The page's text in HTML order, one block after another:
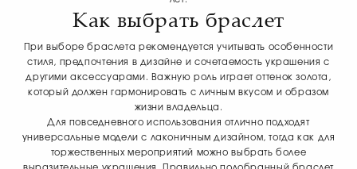
Как выбрать браслет
При выборе браслета рекомендуется учитывать особенности
стиля, предпочтения в дизайне и сочетаемость украшения с
другими аксессуарами. Важную роль играет оттенок золота,
который должен гармонировать с личным вкусом и образом
жизни владельца.
Для повседневного использования отлично подходят
универсальные модели с лаконичным дизайном, тогда как для
торжественных мероприятий можно выбрать более